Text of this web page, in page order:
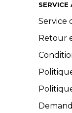
SERVICE
Service
Retour